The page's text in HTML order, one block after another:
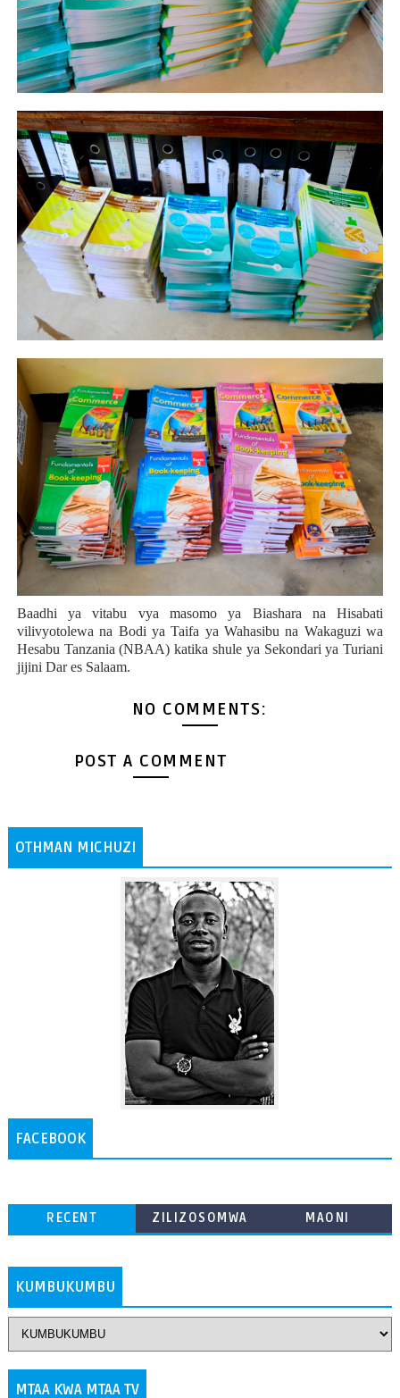
Baadhi ya vitabu vya masomo ya Biashara na Hisabati
vilivyotolewa na Bodi ya Taifa ya Wahasibu na Wakaguzi wa
Hesabu Tanzania (NBAA) katika shule ya Sekondari ya Turiani
jijini Dar es Salaam.
NO COMMENTS:
POST A COMMENT
OTHMAN MICHUZI
FACEBOOK
RECENT
ZILIZOSOMWA
MAONI
KUMBUKUMBU
MTAA KWA MTAA TV